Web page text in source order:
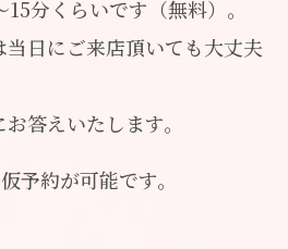
分くらいです（無料）。
日にご来店頂いても大丈夫
答えいたします。
予約が可能です。